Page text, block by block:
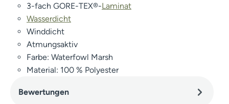
3-fach GORE-TEX®-Laminat
Wasserdicht
Winddicht
Atmungsaktiv
Farbe: Waterfowl Marsh
Material: 100 % Polyester
Bewertungen